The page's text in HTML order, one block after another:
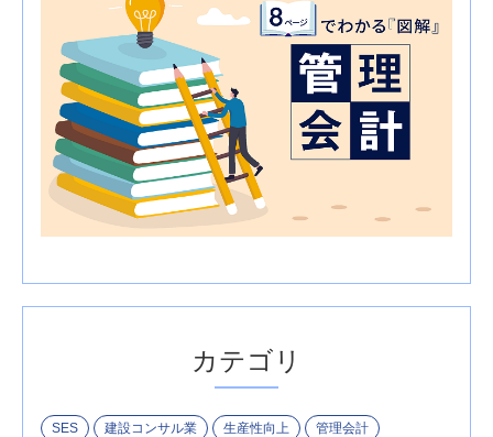
カテゴリ
SES 建設コンサル業 生産性向上
管理会計